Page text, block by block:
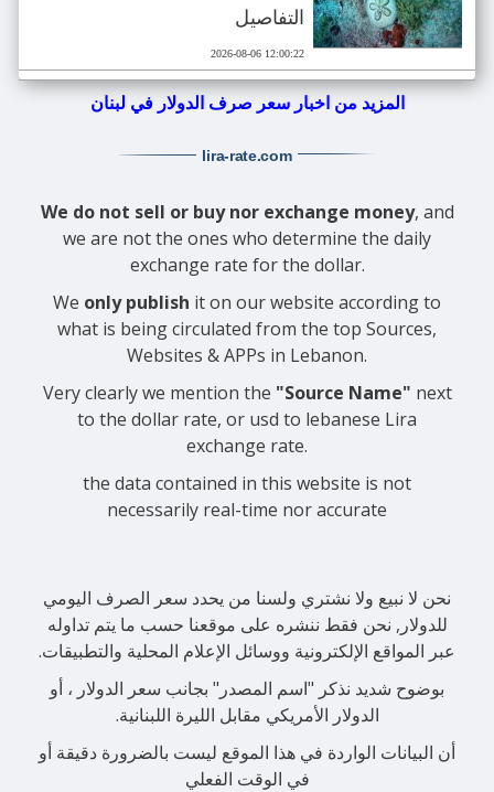
التفاصيل
2026-08-06 12:00:22
المزيد من اخبار سعر صرف الدولار في لبنان
lira-rate.com
We do not sell or buy nor exchange money, and
we are not the ones who determine the daily
exchange rate for the dollar.
We only publish it on our website according to
what is being circulated from the top Sources,
Websites & APPs in Lebanon.
Very clearly we mention the "Source Name" next
to the dollar rate, or usd to lebanese Lira
exchange rate.
the data contained in this website is not
necessarily real-time nor accurate
نحن لا نبيع ولا نشتري ولسنا من يحدد سعر الصرف اليومي
للدولار, نحن فقط ننشره على موقعنا حسب ما يتم تداوله
عبر المواقع الإلكترونية ووسائل الإعلام المحلية والتطبيقات.
بوضوح شديد نذكر "اسم المصدر" بجانب سعر الدولار ، أو
الدولار الأمريكي مقابل الليرة اللبنانية.
أن البيانات الواردة في هذا الموقع ليست بالضرورة دقيقة أو
في الوقت الفعلي